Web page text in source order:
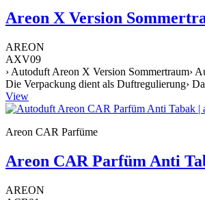
Areon X Version
AREON
AXV09
› Autoduft Areon X Version Sommertraum›
Die Verpackung dient als Duftregulierung›
View
Areon CAR Parfüme
Areon CAR Parfüm Anti
AREON